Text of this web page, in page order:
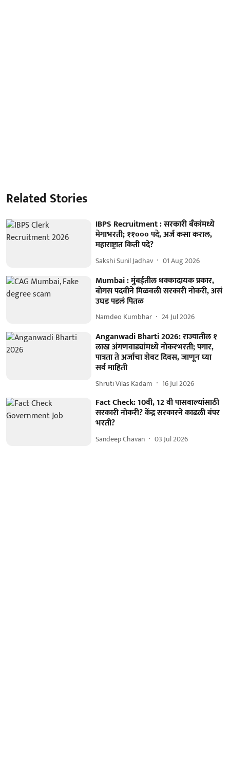
Related Stories
IBPS Recruitment : सरकारी बँकांमध्ये
मेगाभरती; ११००० पदे, अर्ज कसा कराल,
महाराष्ट्रात किती पदे?
Sakshi Sunil Jadhav 01 Aug 2026
Mumbai : मुंबईतील धक्कादायक प्रकार,
बोगस पदवीने मिळवली सरकारी नोकरी, असं
उघड पडलं पितळ
Namdeo Kumbhar 24 Jul 2026
Anganwadi Bharti 2026: राज्यातील १
लाख अंगणवाड्यांमध्ये नोकरभरती; पगार,
पात्रता ते अर्जाचा शेवट दिवस, जाणून घ्या
सर्व माहिती
Shruti Vilas Kadam 16 Jul 2026
Fact Check: 10वी, 12 वी पासवाल्यांसाठी
सरकारी नोकरी? केंद्र सरकारने काढली बंपर
भरती?
Sandeep Chavan 03 Jul 2026